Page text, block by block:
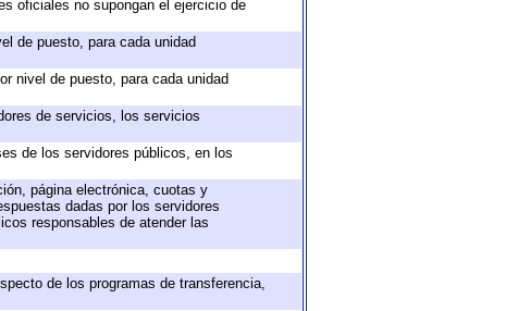
oficiales no supongan el ejercicio de
de puesto, para cada unidad
nivel de puesto, para cada unidad
de servicios, los servicios
de los servidores públicos, en los
página electrónica, cuotas y
dadas por los servidores
responsables de atender las
de los programas de transferencia,